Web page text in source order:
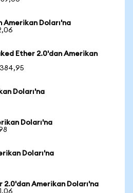
Doları'na
Ether 2.0'dan Amerikan
Doları'na
Doları'na
Doları'na
2.0'dan Amerikan Doları'na